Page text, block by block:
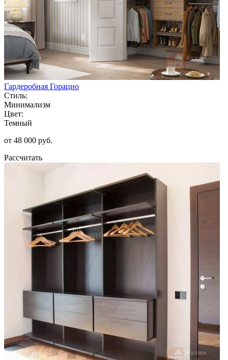
Гардеробная Горацио
Стиль:
Минимализм
Цвет:
Темный
от 48 000 руб.
Рассчитать